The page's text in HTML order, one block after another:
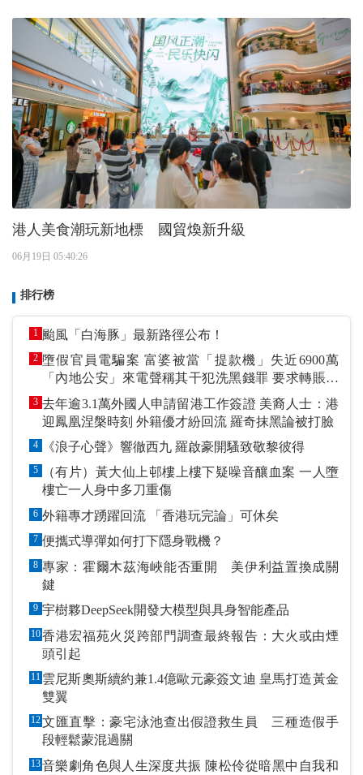
港人美食潮玩新地標 國貿煥新升級
06月19日 05:40:26
排行榜
1 颱風「白海豚」最新路徑公布！
2 墮假官員電騙案 富婆被當「提款機」失近6900萬
「內地公安」來電聲稱其干犯洗黑錢罪 要求轉賬到
指定戶口作「保證金」
3 去年逾3.1萬外國人申請留港工作簽證 美裔人士：港
迎鳳凰涅槃時刻 外籍優才紛回流 羅奇抹黑論被打臉
4 《浪子心聲》響徹西九 羅啟豪開騷致敬黎彼得
5
（有片）黃大仙上邨樓上樓下疑噪音釀血案 一人墮
樓亡一人身中多刀重傷
6 外籍專才踴躍回流 「香港玩完論」可休矣
7 便攜式導彈如何打下隱身戰機？
8 專家：霍爾木茲海峽能否重開 美伊利益置換成關
鍵
9 宇樹夥DeepSeek開發大模型與具身智能產品
10香港宏福苑火災跨部門調查最終報告：大火或由煙
頭引起
11 雲尼斯奧斯續約兼1.4億歐元豪簽文迪 皇馬打造黃金
雙翼
12文匯直擊：豪宅泳池查出假證救生員 三種造假手
段輕鬆蒙混過關
13音樂劇角色與人生深度共振 陳松伶從暗黑中自我和